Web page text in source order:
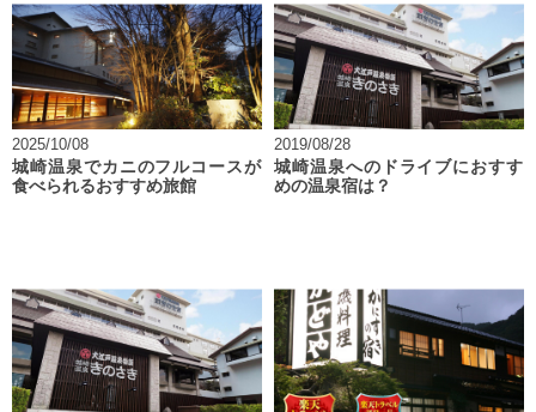
2025/10/08
城崎温泉でカニのフルコースが
食べられるおすすめ旅館
2019/08/28
城崎温泉へのドライブにおすす
めの温泉宿は？